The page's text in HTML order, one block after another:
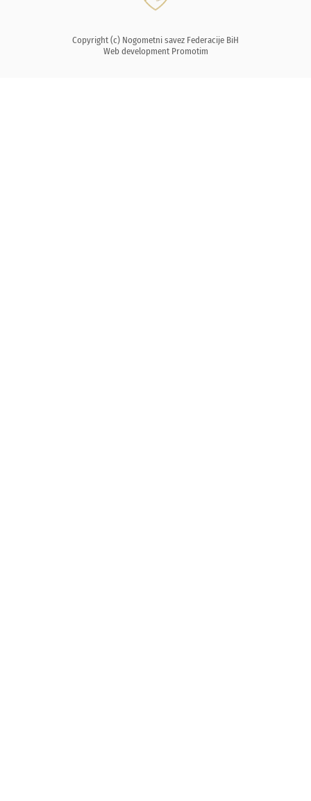
Copyright (c) Nogometni savez Federacije BiH
Web development Promotim